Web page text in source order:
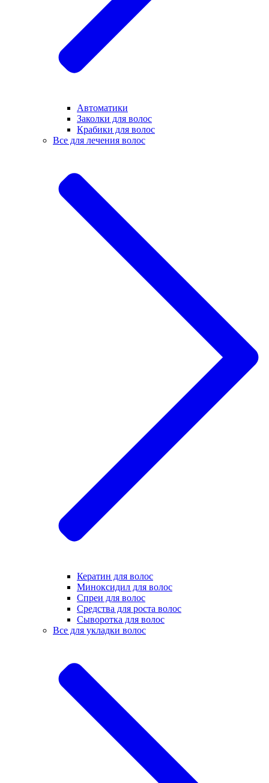
Автоматики
Заколки для волос
Крабики для волос
Все для лечения волос
Кератин для волос
Миноксидил для волос
Спреи для волос
Средства для роста волос
Сыворотка для волос
Все для укладки волос